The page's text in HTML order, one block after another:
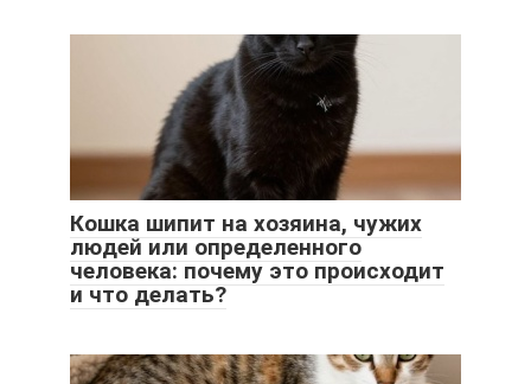
Кошка шипит на хозяина, чужих
людей или определенного
человека: почему это происходит
и что делать?